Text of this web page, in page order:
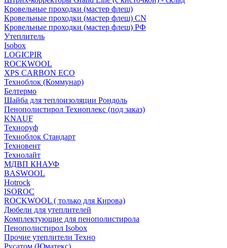
Кровельные проходки (мастер флеш)
Кровельные проходки (мастер флеш) CN
Кровельные проходки (мастер флеш) РФ
Утеплитель
Isobox
LOGICPIR
ROCKWOOL
XPS CARBON ECO
Техноблок (Коммунар)
Белтермо
Шайба для теплоизоляции Рондоль
Пенополистирол Техноплекс (под заказ)
KNАUF
Технoруф
Техноблок Стандарт
Техновент
Технолайт
МДВП КНАУФ
BASWOOL
Hotrock
ISOROC
ROCKWOOL ( только для Кирова)
Дюбели для утеплителей
Комплектующие для пенополистирола
Пенополистирол Isobox
Прочие утеплители Техно
Русатом (Юматекс)